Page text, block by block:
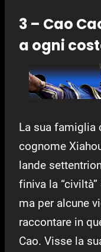
3 – Cao
a ogni
La sua famiglia
cognome
lande
finiva la
ma per alcune
raccontare in
Cao. Visse la